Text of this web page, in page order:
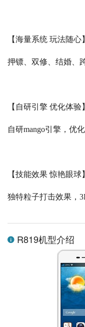
【海量系统 玩法随心】
押镖、双修、结婚、
【自研引擎 优化体验】
自研mango引擎，优
【技能效果 惊艳眼球】
独特粒子打击效果，
R819机型介绍